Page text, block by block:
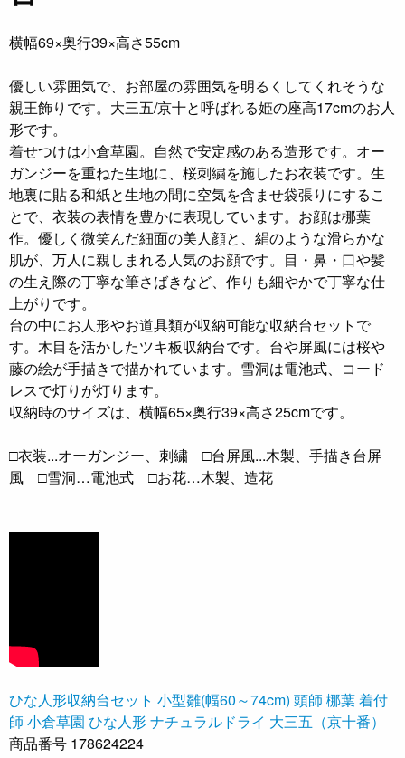
横幅69×奥行39×高さ55cm
優しい雰囲気で、お部屋の雰囲気を明るくしてくれそうな
親王飾りです。大三五/京十と呼ばれる姫の座高17cmのお人
形です。
着せつけは小倉草園。自然で安定感のある造形です。オー
ガンジーを重ねた生地に、桜刺繍を施したお衣装です。生
地裏に貼る和紙と生地の間に空気を含ませ袋張りにするこ
とで、衣装の表情を豊かに表現しています。お顔は梛葉
作。優しく微笑んだ細面の美人顔と、絹のような滑らかな
肌が、万人に親しまれる人気のお顔です。目・鼻・口や髪
の生え際の丁寧な筆さばきなど、作りも細やかで丁寧な仕
上がりです。
台の中にお人形やお道具類が収納可能な収納台セットで
す。木目を活かしたツキ板収納台です。台や屏風には桜や
藤の絵が手描きで描かれています。雪洞は電池式、コード
レスで灯りが灯ります。
収納時のサイズは、横幅65×奥行39×高さ25cmです。
□衣装...オーガンジー、刺繍 □台屏風...木製、手描き台屏
風 □雪洞…電池式 □お花…木製、造花
ひな人形収納台セット 小型雛(幅60～74cm) 頭師 梛葉着付
師 小倉草園 ひな人形 ナチュラルドライ 大三五（京十番）
商品番号 178624224